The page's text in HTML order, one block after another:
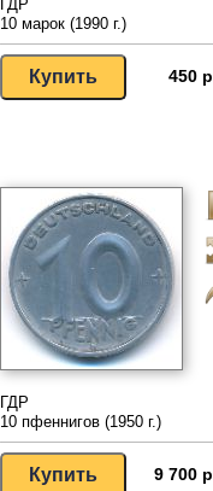
ГДР
10 марок (1990 г.)
450
ГДР
10 пфеннигов (1950 г.)
9 700